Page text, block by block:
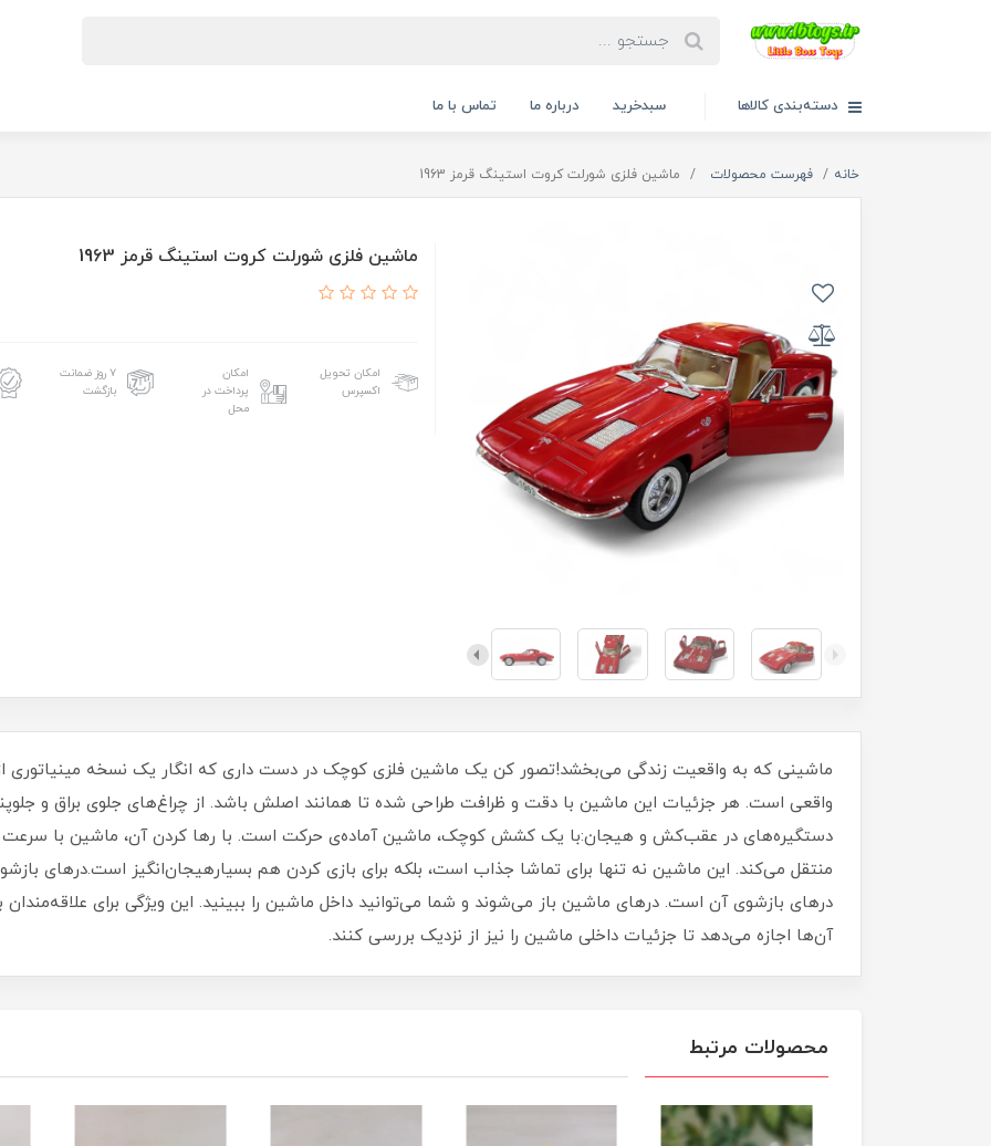
دسته‌بندی کالاها سبدخرید درباره ما تماس با ما
خانه فهرست محصولات ماشین فلزی شورلت کروت استینگ قرمز 1963
ماشین فلزی شورلت کروت استینگ قرمز 1963
امکان تحویل
اکسپرس
امکان
پرداخت در
محل
۷ روز ضمانت
بازگشت
ماشینی که به واقعیت زندگی می‌بخشد!تصور کن یک ماشین فلزی کوچک در دست داری که انگار یک نسخه مینیاتوری
واقعی است. هر جزئیات این ماشین با دقت و ظرافت طراحی شده تا همانند اصلش باشد. از چراغ‌های جلوی براق و
دستگیره‌های در عقب‌کش و هیجان:با یک کشش کوچک، ماشین آماده‌ی حرکت است. با رها کردن آن، ماشین با سرعت
منتقل می‌کند. این ماشین نه تنها برای تماشا جذاب است، بلکه برای بازی کردن هم بسیارهیجان‌انگیز است.درهای
درهای بازشوی آن است. درهای ماشین باز می‌شوند و شما می‌توانید داخل ماشین را ببینید. این ویژگی برای
آن‌ها اجازه می‌دهد تا جزئیات داخلی ماشین را نیز از نزدیک بررسی کنند.
محصولات مرتبط